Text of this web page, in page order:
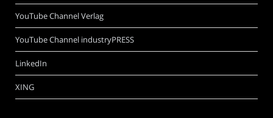
YouTube Channel Verlag
YouTube Channel industryPRESS
LinkedIn
XING